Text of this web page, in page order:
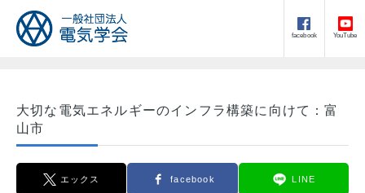
facebook YouTube
大切な電気エネルギーのインフラ構築に向けて：富
山市
エックス facebook LINE